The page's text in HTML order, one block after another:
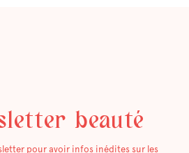
beauté
pour avoir infos inédites sur les